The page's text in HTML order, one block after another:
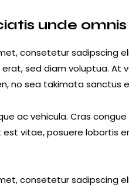
unde
consetetur sadipscing
sed diam voluptua.
no sea takimata sanctus
ac vehicula. Cras
vitae, posuere lobortis
consetetur sadipscing